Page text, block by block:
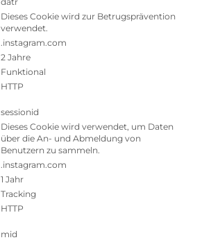
Dieses Cookie wird zur Betrugsprävention
verwendet.
.instagram.com
2 Jahre
Funktional
HTTP
sessionid
Dieses Cookie wird verwendet, um Daten
über die An- und Abmeldung von
Benutzern zu sammeln.
.instagram.com
1 Jahr
Tracking
HTTP
mid